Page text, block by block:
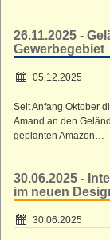
26.11.2025 -
Gewerbegebiet
05.12.2025
Seit Anfang Oktober
Amand an den
geplanten Amazon…
30.06.2025 -
im neuen
30.06.2025